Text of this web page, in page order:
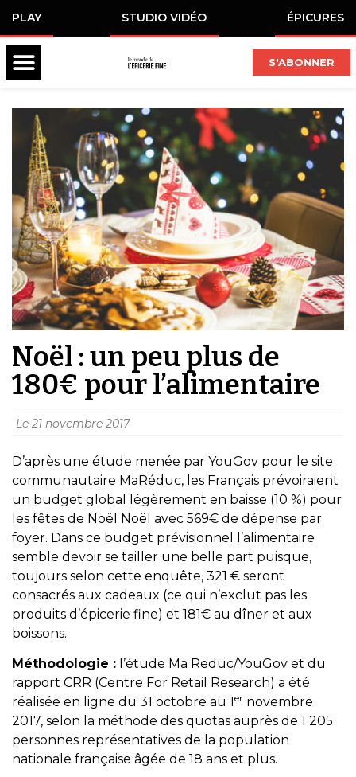
PLAY STUDIO VIDÉO ÉPICURES
S'ABONNER
Noël : un peu plus de
180€ pour l’alimentaire
Le 21 novembre 2017
D’après une étude menée par YouGov pour le site
communautaire MaRéduc, les Français prévoiraient
un budget global légèrement en baisse (10 %) pour
les fêtes de Noël Noël avec 569€ de dépense par
foyer. Dans ce budget prévisionnel l’alimentaire
semble devoir se tailler une belle part puisque,
toujours selon cette enquête, 321 € seront
consacrés aux cadeaux (ce qui n’exclut pas les
produits d’épicerie fine) et 181€ au dîner et aux
boissons.
Méthodologie : l’étude Ma Reduc/YouGov et du
rapport CRR (Centre For Retail Research) a été
réalisée en ligne du 31 octobre au 1 er novembre
2017, selon la méthode des quotas auprès de 1 205
personnes représentatives de la population
nationale française âgée de 18 ans et plus.